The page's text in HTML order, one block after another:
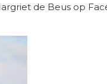
de Beus op